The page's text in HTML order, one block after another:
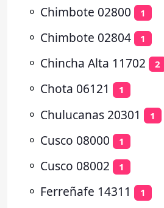
⚬ Chimbote 02800 1
⚬ Chimbote 02804 1
⚬ Chincha Alta 11702 2
⚬ Chota 06121 1
⚬ Chulucanas 20301 1
⚬ Cusco 08000 1
⚬ Cusco 08002 1
⚬ Ferreñafe 14311 1